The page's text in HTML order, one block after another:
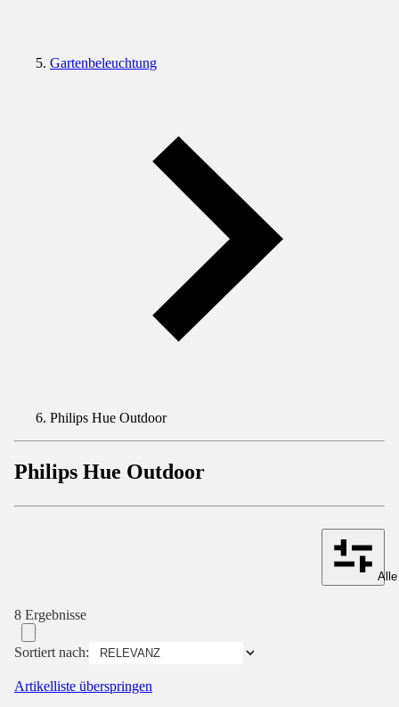
Gartenbeleuchtung
Philips Hue Outdoor
Philips Hue Outdoor
8 Ergebnisse
Sortiert nach:
Artikelliste überspringen